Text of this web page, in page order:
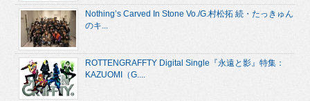
Nothing’s Carved In Stone Vo./G.村松拓 続・たっきゅん
のキ...
ROTTENGRAFFTY Digital Single『永遠と影』特集：
KAZUOMI（G....